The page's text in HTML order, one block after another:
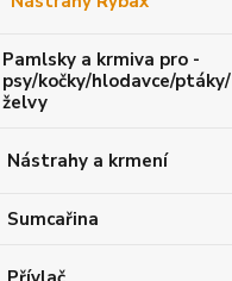
Pamlsky a krmiva pro -
psy/kočky/hlodavce/ptáky/
želvy
Nástrahy a krmení
Sumcařina